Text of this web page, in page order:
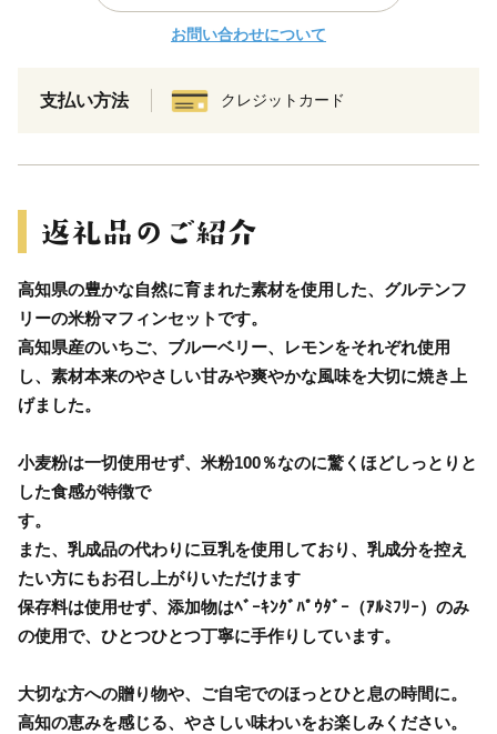
お問い合わせについて
支払い方法 クレジットカード
高知県の豊かな自然に育まれた素材を使用した、グルテンフ
リーの米粉マフィンセットです。
高知県産のいちご、ブルーベリー、レモンをそれぞれ使用
し、素材本来のやさしい甘みや爽やかな風味を大切に焼き上
げました。
小麦粉は一切使用せず、米粉100％なのに驚くほどしっとりと
した食感が特徴で
す
また、乳成品の代わりに豆乳を使用しており、乳成分を控え
たい方にもお召し上がりいただけます
保存料は使用せず、添加物はﾍﾞｰｷﾝｸﾞﾊﾟｳﾀﾞｰ（ｱﾙﾐﾌﾘｰ）のみ
の使用で、ひとつひとつ丁寧に手作りしています。
大切な方への贈り物や、ご自宅でのほっとひと息の時間に。
高知の恵みを感じる、やさしい味わいをお楽しみください。